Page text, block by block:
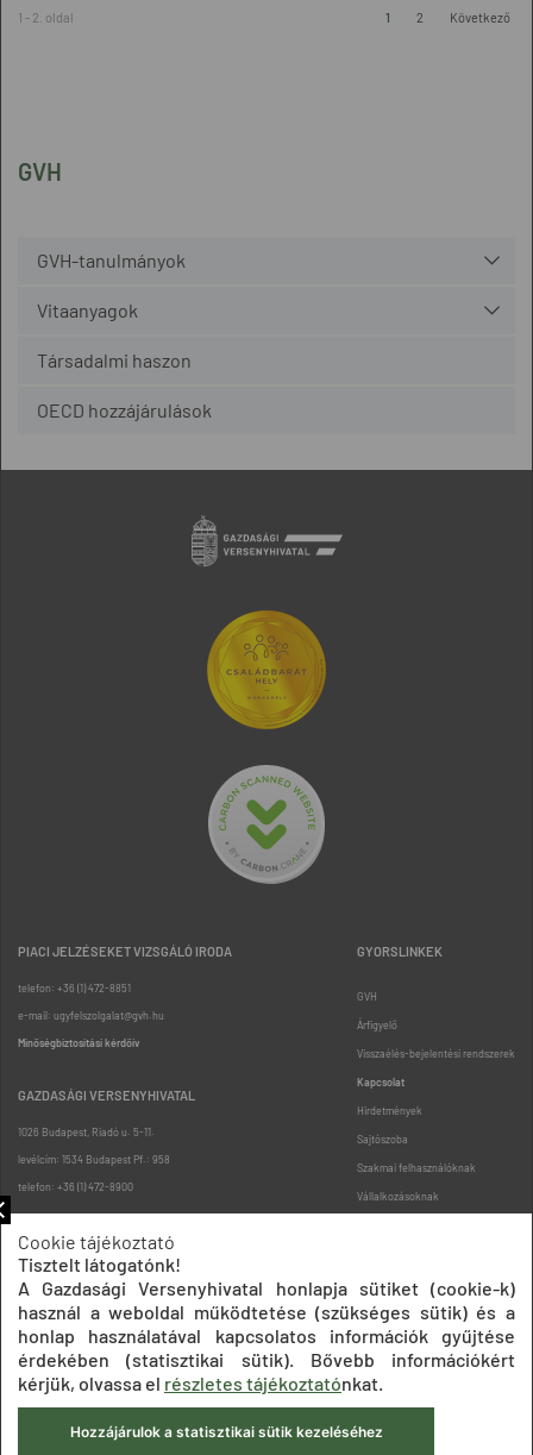
GVH
GVH-tanulmányok
Vitaanyagok
Társadalmi haszon
OECD hozzájárulások
1 - 2. oldal 1 2 Következő
PIACI JELZÉSEKET VIZSGÁLÓ IRODA
telefon: +36 (1) 472-8851
e-mail: ugyfelszolgalat@gvh.hu
Minőségbiztosítási kérdőív
GAZDASÁGI VERSENYHIVATAL
1026 Budapest, Riadó u. 5-11.
levélcím: 1534 Budapest Pf.: 958
telefon: +36 (1) 472-8900
GYORSLINKEK
GVH
Árfigyelő
Visszaélés-bejelentési rendszerek
Kapcsolat
Hirdetmények
Sajtószoba
Szakmai felhasználóknak
Vállalkozásoknak
Oldaltérkép
Impresszum Adatkezelési tájékoztatók
Akadálymentesítési nyilatkozat
Cookie tájékoztató
Tisztelt látogatónk!
A Gazdasági Versenyhivatal honlapja sütiket (cookie-k)
használ a weboldal működtetése (szükséges sütik) és a
honlap használatával kapcsolatos információk gyűjtése
érdekében (statisztikai sütik). Bővebb információkért
kérjük, olvassa el részletes tájékoztatónkat.
Hozzájárulok a statisztikai sütik kezeléséhez